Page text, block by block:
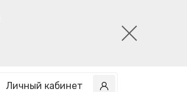
Личный кабинет